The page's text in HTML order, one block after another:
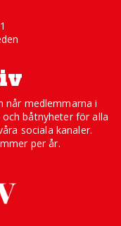
når medlemmarna i
båtnyheter för alla
sociala kanaler.
per år.